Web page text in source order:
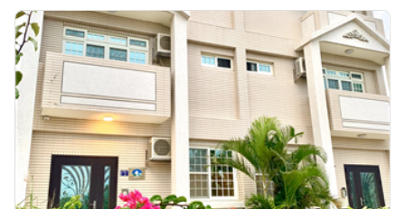
像蟬一般地訴說人生經驗。